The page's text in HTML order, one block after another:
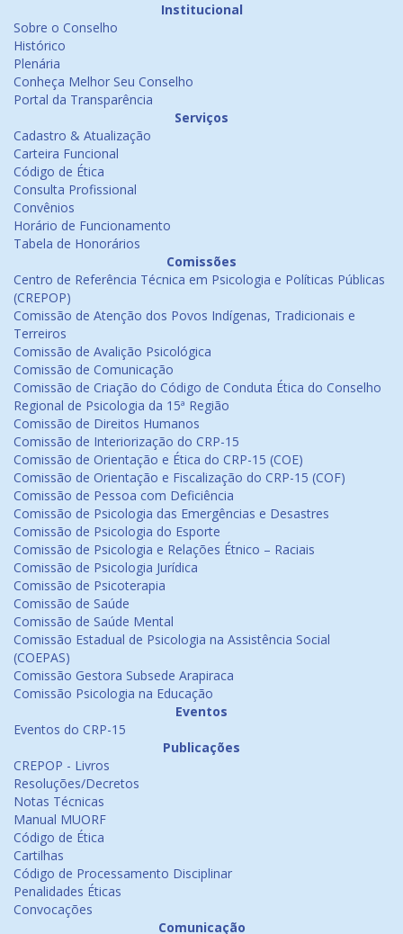
Institucional
Sobre o Conselho
Histórico
Plenária
Conheça Melhor Seu Conselho
Portal da Transparência
Serviços
Cadastro & Atualização
Carteira Funcional
Código de Ética
Consulta Profissional
Convênios
Horário de Funcionamento
Tabela de Honorários
Comissões
Centro de Referência Técnica em Psicologia e Políticas Públicas
(CREPOP)
Comissão de Atenção dos Povos Indígenas, Tradicionais e
Terreiros
Comissão de Avalição Psicológica
Comissão de Comunicação
Comissão de Criação do Código de Conduta Ética do Conselho
Regional de Psicologia da 15ª Região
Comissão de Direitos Humanos
Comissão de Interiorização do CRP-15
Comissão de Orientação e Ética do CRP-15 (COE)
Comissão de Orientação e Fiscalização do CRP-15 (COF)
Comissão de Pessoa com Deficiência
Comissão de Psicologia das Emergências e Desastres
Comissão de Psicologia do Esporte
Comissão de Psicologia e Relações Étnico – Raciais
Comissão de Psicologia Jurídica
Comissão de Psicoterapia
Comissão de Saúde
Comissão de Saúde Mental
Comissão Estadual de Psicologia na Assistência Social
(COEPAS)
Comissão Gestora Subsede Arapiraca
Comissão Psicologia na Educação
Eventos
Eventos do CRP-15
Publicações
CREPOP - Livros
Resoluções/Decretos
Notas Técnicas
Manual MUORF
Código de Ética
Cartilhas
Código de Processamento Disciplinar
Penalidades Éticas
Convocações
Comunicação